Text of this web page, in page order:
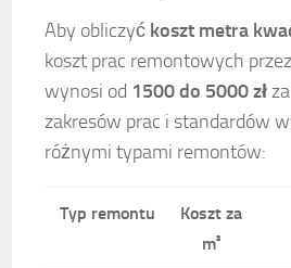
Aby obliczyć koszt metra
koszt prac remontowych
wynosi od 1500 do 5000 zł
zakresów prac i standardów
różnymi typami remontów:
Typ remontu
Koszt za
m²